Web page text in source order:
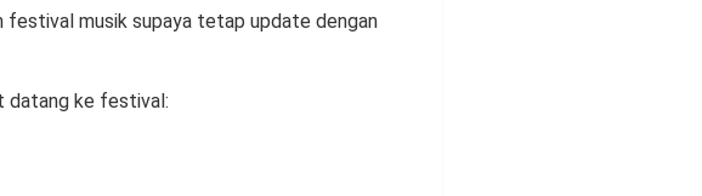
festival musik supaya tetap update dengan
datang ke festival: